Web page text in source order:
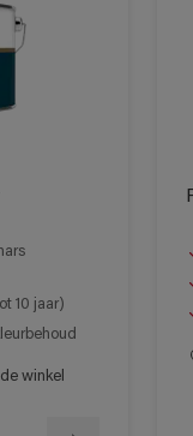
10 jaar)
winkel